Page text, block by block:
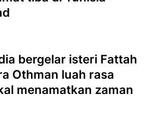
bergelar isteri Fattah
Othman luah rasa
menamatkan zaman